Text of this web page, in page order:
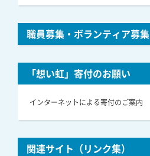
職員募集・ボランティア募集
「想い虹」寄付のお願い
インターネットによる寄付のご案内
関連サイト（リンク集）